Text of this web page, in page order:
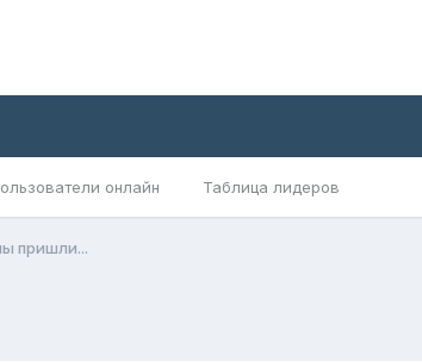
онлайн Таблица лидеров
пришли...